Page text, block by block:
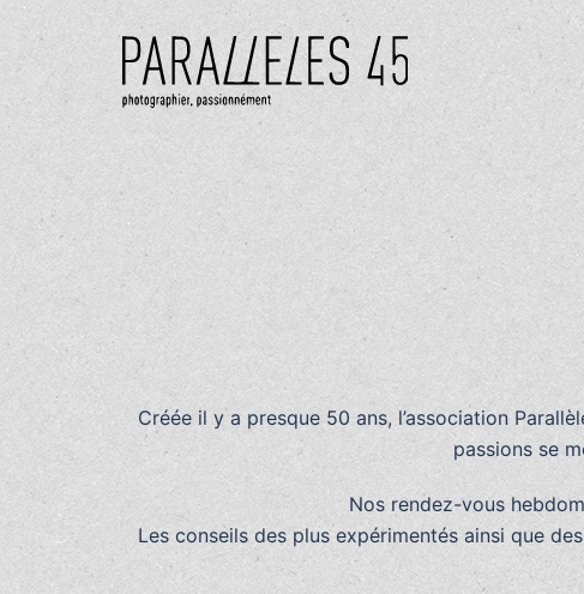
Aller
contenu
Créée il y a presque 50 ans, l’association
passions se
Nos rendez-vous
Les conseils des plus expérimentés ainsi que